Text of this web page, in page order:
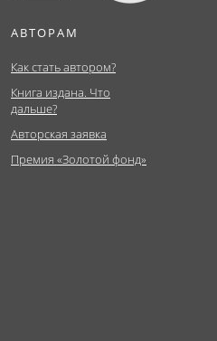
АВТОРАМ
Как стать автором?
Книга издана. Что
дальше?
Авторская заявка
Премия «Золотой фонд»